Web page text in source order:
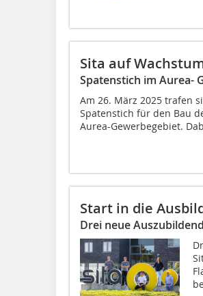
Sita auf
Spatenstich im Aurea-
Am 26. März 2025 trafen
Spatenstich für den Bau
Aurea-Gewerbegebiet.
Start in die
Drei neue